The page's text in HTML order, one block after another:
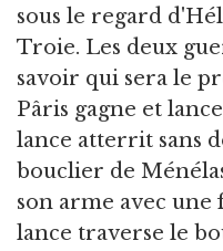
sous le regard
Troie. Les deux
savoir qui sera le
Pâris gagne et
lance atterrit sans
bouclier de
son arme avec
lance traverse le